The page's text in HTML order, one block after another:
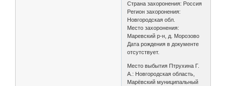
Страна захоронения: Россия
Регион захоронения:
Новгородская обл.
Место захоронения:
Маревский р-н, д. Морозово
Дата рождения в документе
отсутствует.
Место выбытия Птрухина Г.
А.: Новгородская область,
Марёвский муниципальный